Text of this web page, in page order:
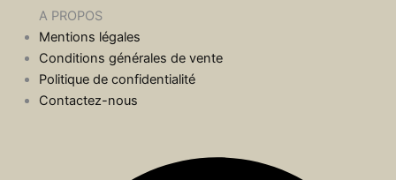
A PROPOS
Mentions légales
Conditions générales de vente
Politique de confidentialité
Contactez-nous